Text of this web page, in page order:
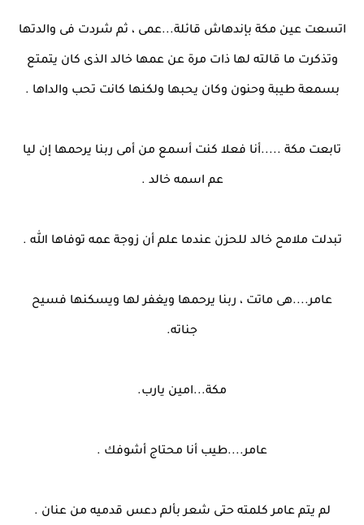
اتسعت عين مكة بإندهاش قائلة...عمى ، ثم شردت فى والدتها
وتذكرت ما قالته لها ذات مرة عن عمها خالد الذى كان يتمتع
بسمعة طيبة وحنون وكان يحبها ولكنها كانت تحب والداها .
تابعت مكة .....أنا فعلا كنت أسمع من أمى ربنا يرحمها إن ليا
عم اسمه خالد .
تبدلت ملامح خالد للحزن عندما علم أن زوجة عمه توفاها الله .
عامر....هى ماتت ، ربنا يرحمها ويغفر لها ويسكنها فسيح
جناته.
مكة...امين يارب.
عامر....طيب أنا محتاج أشوفك .
لم يتم عامر كلمته حتى شعر بألم دعس قدميه من عنان .